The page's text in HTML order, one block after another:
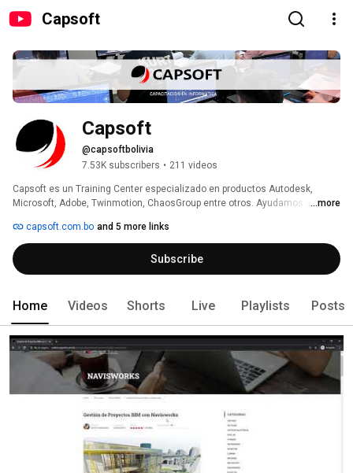
Capsoft
Capsoft
@capsoftbolivia
7.53K subscribers • 211 videos
Capsoft es un Training Center especializado en productos Autodesk,
Microsoft, Adobe, Twinmotion, ChaosGroup entre otros. Ayudamos a miles
Contamos con Cursos Presenciales en la ciudad de Santa Cruz de la
Sierra y Cursos Online mediante nuestra plataforma Virtual. Estés donde
esté podrás aprender lo que necesitas desde la comodidad de tu hogar
las 24 hs del día los 7 días de la semana. Visita
...more
capsoft.com.bo and 5 more links
Subscribe
Home Videos Shorts Live Playlists Posts